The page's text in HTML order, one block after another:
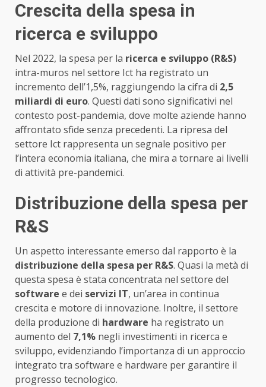
Crescita della spesa in
ricerca e sviluppo
Nel 2022, la spesa per la ricerca e sviluppo (R&S)
intra-muros nel settore Ict ha registrato un
incremento dell’1,5%, raggiungendo la cifra di 2,5
miliardi di euro. Questi dati sono significativi nel
contesto post-pandemia, dove molte aziende hanno
affrontato sfide senza precedenti. La ripresa del
settore Ict rappresenta un segnale positivo per
l’intera economia italiana, che mira a tornare ai livelli
di attività pre-pandemici.
Distribuzione della spesa per
R&S
Un aspetto interessante emerso dal rapporto è la
distribuzione della spesa per R&S. Quasi la metà di
questa spesa è stata concentrata nel settore del
software e dei servizi IT, un’area in continua
crescita e motore di innovazione. Inoltre, il settore
della produzione di hardware ha registrato un
aumento del 7,1% negli investimenti in ricerca e
sviluppo, evidenziando l’importanza di un approccio
integrato tra software e hardware per garantire il
progresso tecnologico.